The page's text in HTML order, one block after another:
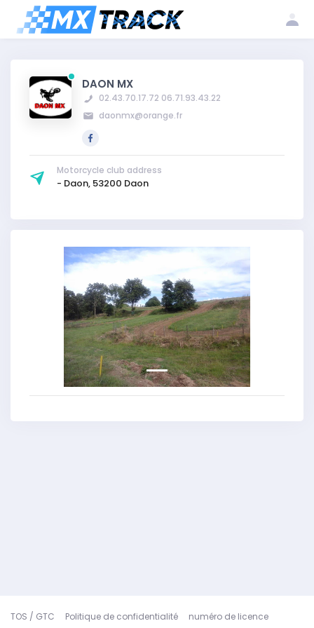
Log
in
Create my
account
DAON MX
02.43.70.17.72 06.71.93.43.22
daonmx@orange.fr
Motorcycle club address
- Daon, 53200 Daon
Previous
TOS / GTC Politique de confidentialité numéro de licence